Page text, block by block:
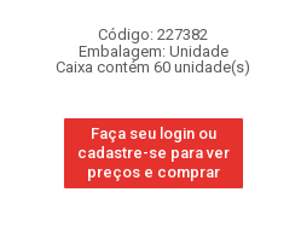
Código: 227382
Embalagem: Unidade
Caixa contém 60 unidade(s)
Faça seu login ou
cadastre-se para ver
preços e comprar